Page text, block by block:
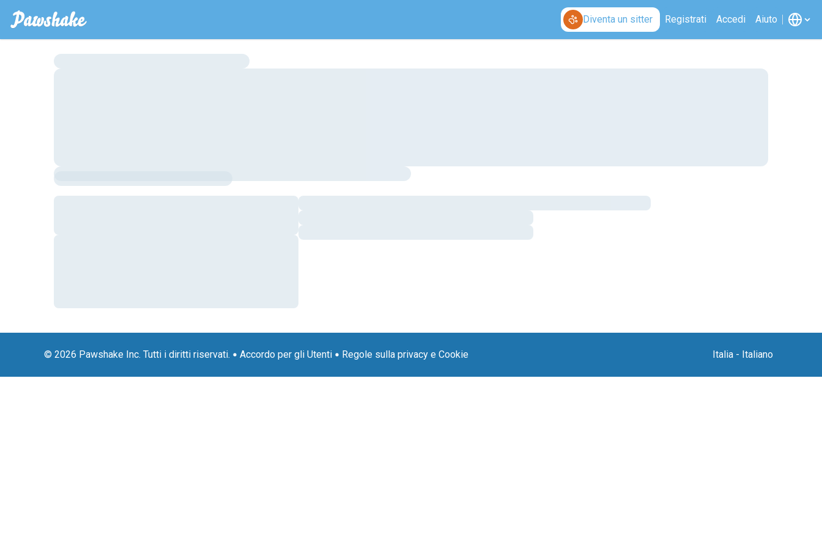
Diventa un sitter Registrati Accedi Aiuto
© 2026 Pawshake Inc. Tutti i diritti riservati. Accordo per gli Utenti Regole sulla privacy e Cookie Italia - Italiano